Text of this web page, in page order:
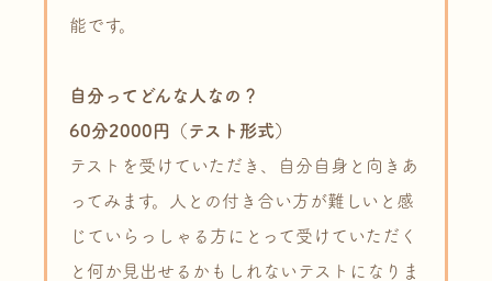
能です。
自分ってどんな人なの？
60分2000円（テスト形式）
テストを受けていただき、自分自身と向きあ
ってみます。人との付き合い方が難しいと感
じていらっしゃる方にとって受けていただく
と何か見出せるかもしれないテストになりま